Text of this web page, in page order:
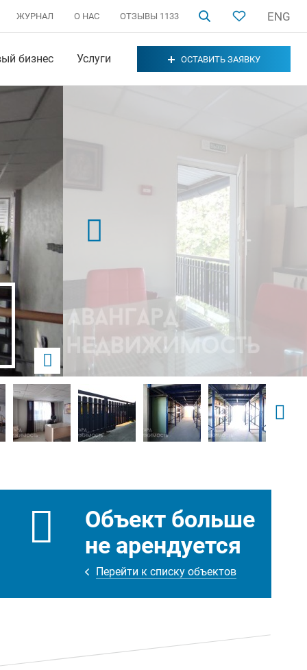
ЖУРНАЛ О НАС ОТЗЫВЫ 1133 ENG
бизнес Услуги ОСТАВИТЬ ЗАЯВКУ
Объект больше
не арендуется
Перейти к списку объектов